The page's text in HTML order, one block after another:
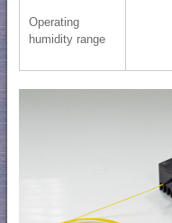
Operating
humidity range